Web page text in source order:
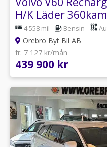
H/K Läder
4 558 mil Bensin
Örebro Byt Bil AB
fr. 7 127 kr/mån
439 900 kr